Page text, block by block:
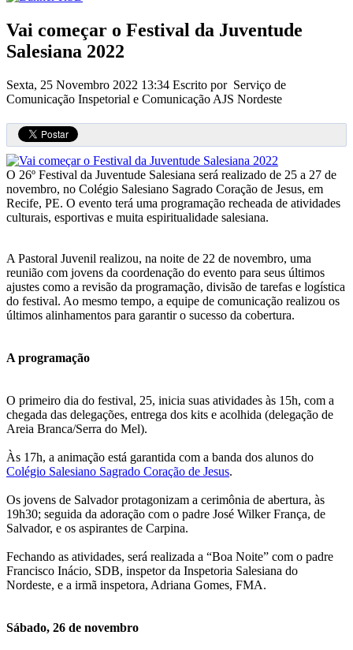
Vai começar o Festival da Juventude
Salesiana 2022
Sexta, 25 Novembro 2022 13:34 Escrito por Serviço de
Comunicação Inspetorial e Comunicação AJS Nordeste
O 26º Festival da Juventude Salesiana será realizado de 25 a 27 de
novembro, no Colégio Salesiano Sagrado Coração de Jesus, em
Recife, PE. O evento terá uma programação recheada de atividades
culturais, esportivas e muita espiritualidade salesiana.
A Pastoral Juvenil realizou, na noite de 22 de novembro, uma
reunião com jovens da coordenação do evento para seus últimos
ajustes como a revisão da programação, divisão de tarefas e logística
do festival. Ao mesmo tempo, a equipe de comunicação realizou os
últimos alinhamentos para garantir o sucesso da cobertura.
A programação
O primeiro dia do festival, 25, inicia suas atividades às 15h, com a
chegada das delegações, entrega dos kits e acolhida (delegação de
Areia Branca/Serra do Mel).
Às 17h, a animação está garantida com a banda dos alunos do
Colégio Salesiano Sagrado Coração de Jesus.
Os jovens de Salvador protagonizam a cerimônia de abertura, às
19h30; seguida da adoração com o padre José Wilker França, de
Salvador, e os aspirantes de Carpina.
Fechando as atividades, será realizada a “Boa Noite” com o padre
Francisco Inácio, SDB, inspetor da Inspetoria Salesiana do
Nordeste, e a irmã inspetora, Adriana Gomes, FMA.
Sábado, 26 de novembro